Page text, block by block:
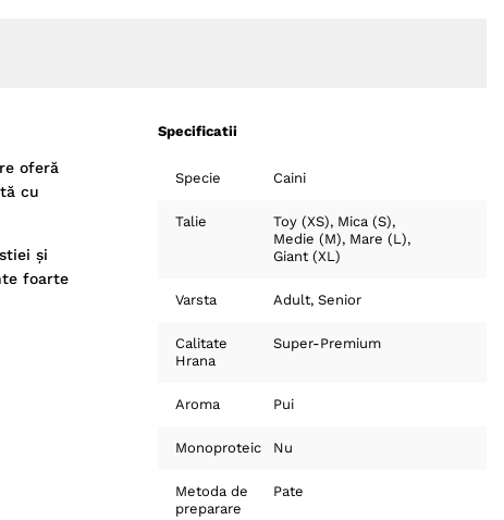
oferă
cu
și
foarte
Specificatii
Specie Caini
Talie Toy (XS) Mica (S)
Medie (M) Mare (L)
Giant (XL)
Varsta Adult Senior
Calitate
Hrana
Super-Premium
Aroma Pui
Monoproteic Nu
Metoda de
preparare
Pate